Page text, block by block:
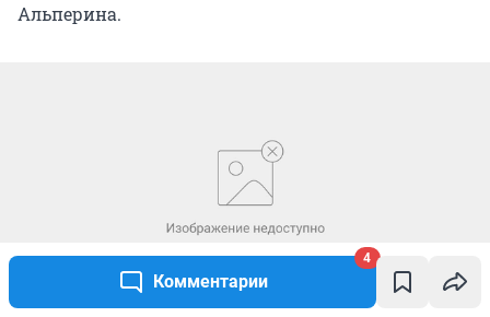
Комментарии
4
Альперина.